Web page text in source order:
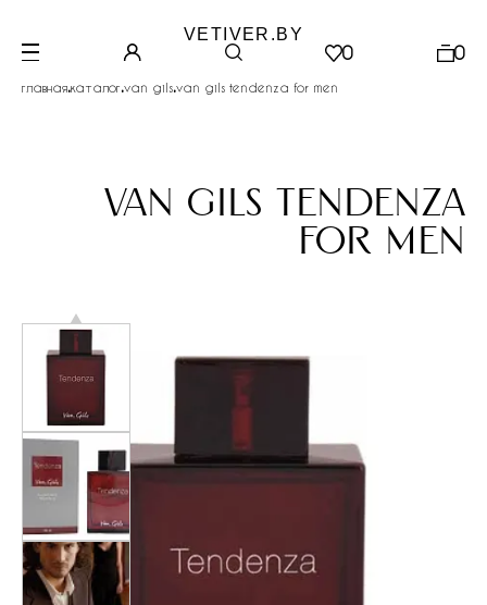
VETIVER.BY
0 0
главная.каталог.van gils.van gils tendenza for men
van gils tendenza
for men